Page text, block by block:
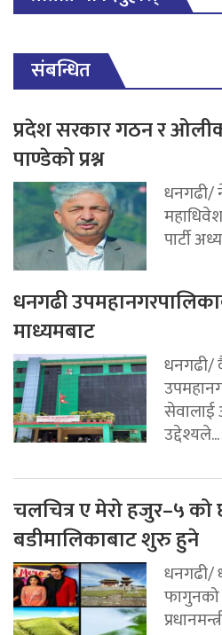
संबन्धित
प्रदेश सरकार गठन र
पाण्डेको प्रश्न
धनगढी/
पार्टी
धनगढी
माध्यमबाट
धनगढी/
सेवालाई
उद्देश्यले...
चलचित्र ए मेरो हजुर–५ को
बडीमालिकाबाट शुरु हुने
धनगढी/
फागुनको